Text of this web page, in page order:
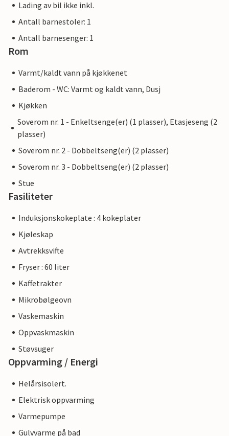
Lading av bil ikke inkl.
Antall barnestoler: 1
Antall barnesenger: 1
Rom
Varmt/kaldt vann på kjøkkenet
Baderom - WC: Varmt og kaldt vann, Dusj
Kjøkken
Soverom nr. 1 - Enkeltsenge(er) (1 plasser), Etasjeseng (2
plasser)
Soverom nr. 2 - Dobbeltseng(er) (2 plasser)
Soverom nr. 3 - Dobbeltseng(er) (2 plasser)
Stue
Fasiliteter
Induksjonskokeplate : 4 kokeplater
Kjøleskap
Avtrekksvifte
Fryser : 60 liter
Kaffetrakter
Mikrobølgeovn
Vaskemaskin
Oppvaskmaskin
Støvsuger
Oppvarming / Energi
Helårsisolert.
Elektrisk oppvarming
Varmepumpe
Gulvvarme på bad